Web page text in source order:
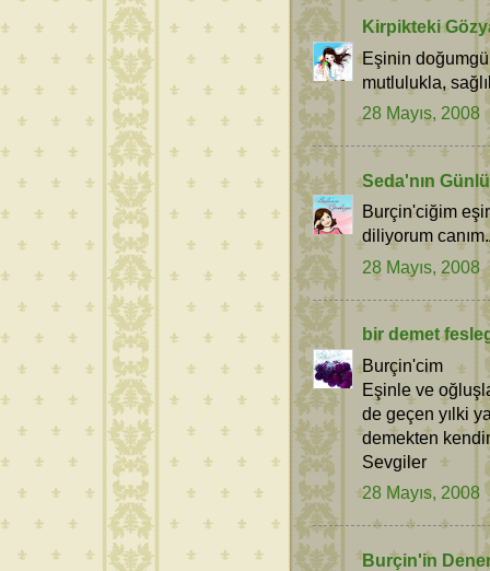
Kirpikteki
Eşinin
mutlulukla,
28 Mayıs, 2008
Seda'nın
Burçin'ciğim
diliyorum
28 Mayıs, 2008
bir demet
Burçin'cim
Eşinle ve
de geçen yılki
demekten
Sevgiler
28 Mayıs, 2008
Burçin'in